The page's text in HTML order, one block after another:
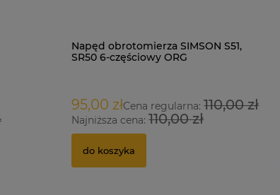
Napęd obrotomierza SIMSON S51,
SR50 6-częściowy ORG
95,00 złCena regularna:110,00 zł
Najniższa cena:110,00 zł
do koszyka